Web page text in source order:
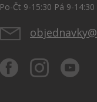
Po-Čt 9-15:30 Pá 9-